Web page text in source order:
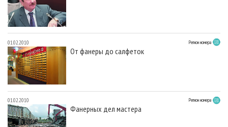
01.02.2010 Регион номера
От фанеры до салфеток
01.02.2010 Регион номера
Фанерных дел мастера